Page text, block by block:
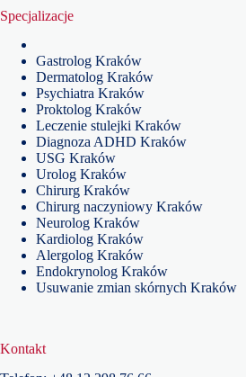
Specjalizacje
Gastrolog Kraków
Dermatolog Kraków
Psychiatra Kraków
Proktolog Kraków
Leczenie stulejki Kraków
Diagnoza ADHD Kraków
USG Kraków
Urolog Kraków
Chirurg Kraków
Chirurg naczyniowy Kraków
Neurolog Kraków
Kardiolog Kraków
Alergolog Kraków
Endokrynolog Kraków
Usuwanie zmian skórnych Kraków
Kontakt